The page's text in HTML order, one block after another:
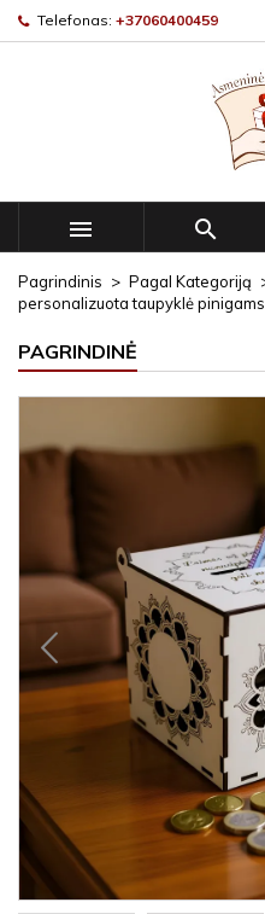
Telefonas: +37060400459
 
Pagrindinis Pagal Kategoriją
personalizuota taupyklė pinigams
PAGRINDINĖ